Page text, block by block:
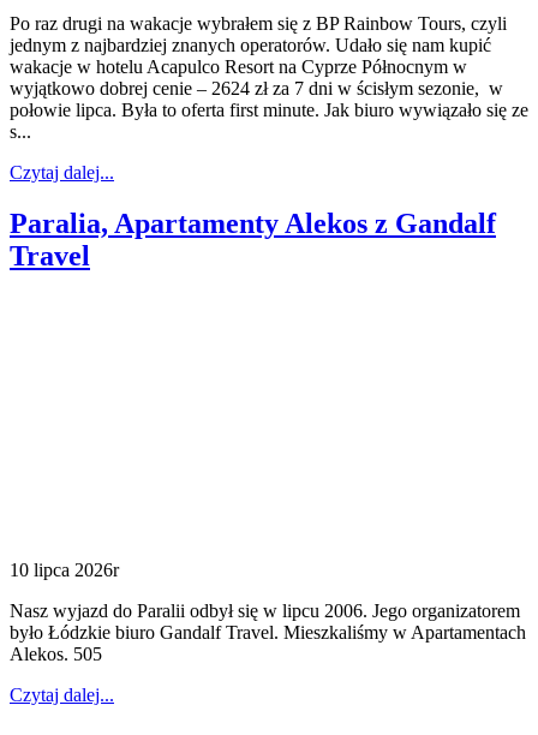
Po raz drugi na wakacje wybrałem się z BP Rainbow Tours, czyli
jednym z najbardziej znanych operatorów. Udało się nam kupić
wakacje w hotelu Acapulco Resort na Cyprze Północnym w
wyjątkowo dobrej cenie – 2624 zł za 7 dni w ścisłym sezonie, w
połowie lipca. Była to oferta first minute. Jak biuro wywiązało się ze
s...
Czytaj dalej...
Paralia, Apartamenty Alekos z Gandalf
Travel
10 lipca 2026r
Nasz wyjazd do Paralii odbył się w lipcu 2006. Jego organizatorem
było Łódzkie biuro Gandalf Travel. Mieszkaliśmy w Apartamentach
Alekos. 505
Czytaj dalej...